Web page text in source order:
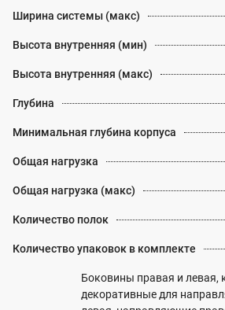
Ширина системы (макс)
Высота внутренняя (мин)
Высота внутренняя (макс)
Глубина
Минимальная глубина корпуса
Общая нагрузка
Общая нагрузка (макс)
Количество полок
Количество упаковок в комплекте
Боковины правая и левая,
декоративные для